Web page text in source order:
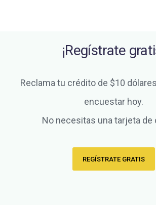
¡Regístrate
Reclama tu crédito de $10
encuestar hoy.
No necesitas una tarjeta de
REGÍSTRATE GRATIS